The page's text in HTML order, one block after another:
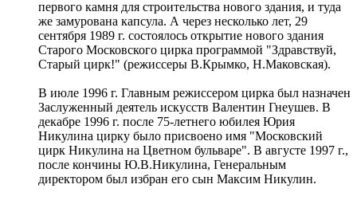
первого камня для строительства нового здания, и туда
же замурована капсула. А через несколько лет, 29
сентября 1989 г. состоялось открытие нового здания
Старого Московского цирка программой "Здравствуй,
Старый цирк!" (режиссеры В.Крымко, Н.Маковская).
В июле 1996 г. Главным режиссером цирка был назначен
Заслуженный деятель искусств Валентин Гнеушев. В
декабре 1996 г. после 75-летнего юбилея Юрия
Никулина цирку было присвоено имя "Московский
цирк Никулина на Цветном бульваре". В августе 1997 г.,
после кончины Ю.В.Никулина, Генеральным
директором был избран его сын Максим Никулин.